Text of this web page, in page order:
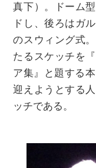
真下）。ドーム
ドし、後ろはガ
のスウィング式
たるスケッチを
ア集』と題する
迎えようとする
ッチである。